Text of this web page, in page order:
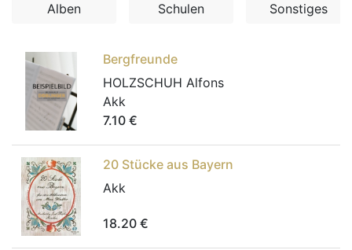
Alben
Schulen
Sonstiges
Bergfreunde
HOLZSCHUH Alfons
Akk
7.10 €
20 Stücke aus Bayern
Akk
18.20 €